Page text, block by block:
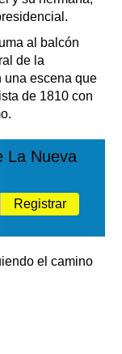
al balcón
de la
una escena que
de 1810 con
La Nueva
Registrar
el camino